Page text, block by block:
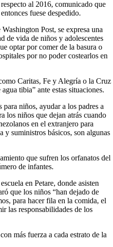
al 2016, comunicado que
fuese despedido.
Post, se expresa una
de vida de niños y adolescentes
optar por comer de la basura o
por no poder costearlos en
Caritas, Fe y Alegría o la Cruz
tibia” ante estas situaciones.
niños, ayudar a los padres a
los niños que dejan atrás cuando
en el extranjero para
y suministros básicos, son algunas
que sufren los orfanatos del
de infantes.
en Petare, donde asisten
que los niños “han dejado de
para hacer fila en la comida, el
las responsabilidades de los
más fuerza a cada estrato de la